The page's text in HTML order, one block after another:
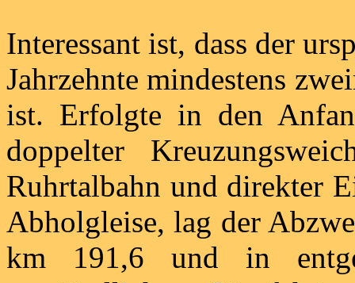
Interessant ist, dass der
Jahrzehnte mindestens
ist. Erfolgte in den
doppelter
Ruhrtalbahn und direkter
Abholgleise, lag der
km 191,6 und in